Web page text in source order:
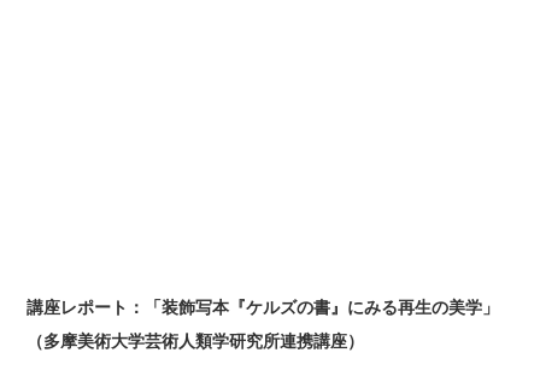
講座レポート：「装飾写本『ケルズの書』にみる再生の美学」
（多摩美術大学芸術人類学研究所連携講座）